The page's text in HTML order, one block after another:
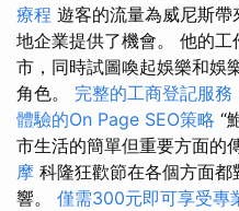
療程 遊客的流量為威尼斯
地企業提供了機會。 他的
市，同時試圖喚起娛樂和娛
角色。 完整的工商登記服
體驗的On Page SEO策略 “
市生活的簡單但重要方面的
摩 科隆狂歡節在各個方面
響。 僅需300元即可享受專